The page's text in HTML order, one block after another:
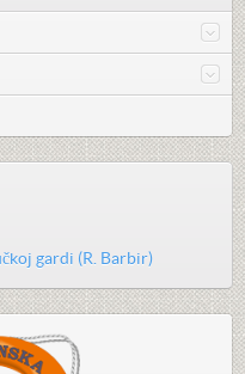
gardi (R. Barbir)